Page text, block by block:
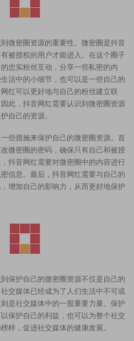
微密圈资源的重要性。微密圈是抖音
被授权的用户才能进入。在这个圈子
忠实粉丝互动，分享一些私密的内
活中的小细节，也可以是一些自己的
红可以更好地与自己的粉丝建立联
此，抖音网红需要认识到微密圈资源
自己的资源。
些措施来保护自己的微密圈资源。首
微密圈的密码，确保只有自己和被授
抖音网红需要对微密圈中的内容进行
信息。最后，抖音网红需要与自己的
增加自己的影响力，从而更好地保护
保护自己的微密圈资源不仅是自己的
交媒体已经成为了人们生活中不可或
是社交媒体中的一股重要力量。保护
保护自己的利益，也可以为整个社交
样，促进社交媒体的健康发展。